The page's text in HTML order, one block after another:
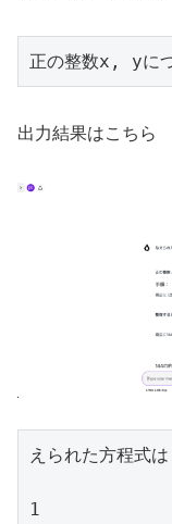
正の整数x, yに
出力結果はこちら
えられた方程式は
1